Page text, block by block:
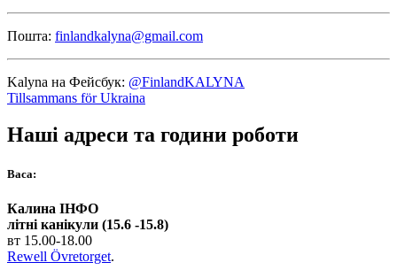
Пошта: finlandkalyna@gmail.com
Kalyna на Фейсбук: @FinlandKALYNA
Tillsammans för Ukraina
Наші адреси та години роботи
Васа:
Калина ІНФО
літні канікули (15.6 -15.8)
вт 15.00-18.00
Rewell Övretorget.